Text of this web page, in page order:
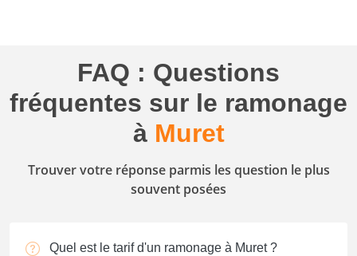
FAQ : Questions
fréquentes sur le ramonage
à Muret
Trouver votre réponse parmis les question le plus
souvent posées
Quel est le tarif d'un ramonage à Muret ?